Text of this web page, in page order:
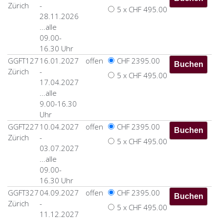
Schulungsraum die besten Voraussetzungen mit aktueller
und professioneller Ausstattung, welche keine Wünsche
offen lässt;
Zürich
-
28.11.2026
...alle
09.00-
16.30 Uhr
5 x CHF 495.00
GGFT127
Zürich
16.01.2027
-
17.04.2027
...alle
9.00-16.30
Uhr
offen
CHF 2395.00
5 x CHF 495.00
GGFT227
Zürich
10.04.2027
-
03.07.2027
...alle
09.00-
16.30 Uhr
offen
CHF 2395.00
5 x CHF 495.00
GGFT327
Zürich
04.09.2027
-
11.12.2027
offen
CHF 2395.00
5 x CHF 495.00